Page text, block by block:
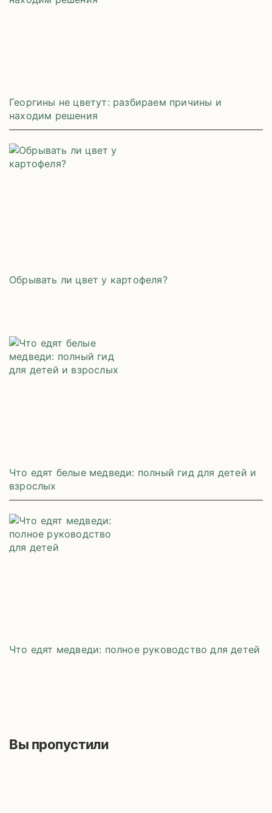
Георгины не цветут: разбираем причины и
находим решения
Обрывать ли цвет у картофеля?
Что едят белые медведи: полный гид для детей и
взрослых
Что едят медведи: полное руководство для детей
Вы пропустили